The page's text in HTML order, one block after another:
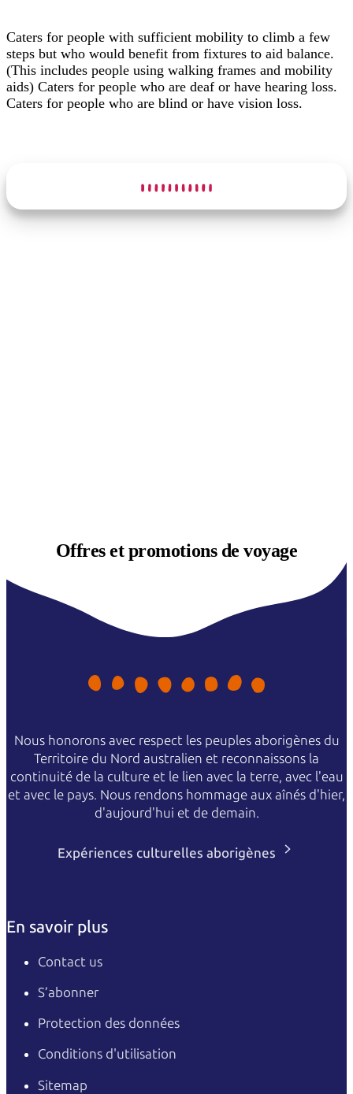
Caters for people with sufficient mobility to climb a few
steps but who would benefit from fixtures to aid balance.
(This includes people using walking frames and mobility
aids) Caters for people who are deaf or have hearing loss.
Caters for people who are blind or have vision loss.
Offres etpromotions de voyage
Nous honorons avec respect les peuples aborigènes du
Territoire du Nord australien et reconnaissons la
continuité de la culture et le lien avec la terre, avec l'eau
et avec le pays. Nous rendons hommage aux aînés d'hier,
d'aujourd'hui et de demain.
Expériences culturelles aborigènes
En savoir plus
Contact us
S’abonner
Protection des données
Conditions d'utilisation
Sitemap